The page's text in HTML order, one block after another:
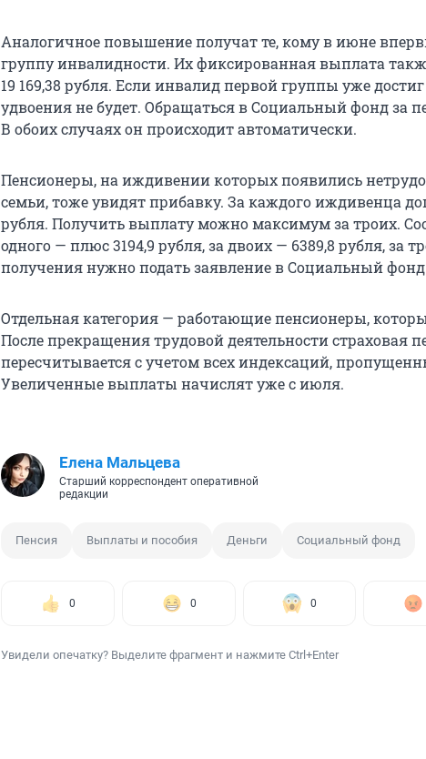
Аналогичное повышение получат те, кому в июне
группу инвалидности. Их фиксированная выплата
19 169,38 рубля. Если инвалид первой группы уже
удвоения не будет. Обращаться в Социальный фонд за
В обоих случаях он происходит автоматически.
Пенсионеры, на иждивении которых появились
семьи, тоже увидят прибавку. За каждого иждивенца
рубля. Получить выплату можно максимум за троих.
одного — плюс 3194,9 рубля, за двоих — 6389,8 рубля, за
получения нужно подать заявление в Социальный
Отдельная категория — работающие пенсионеры,
После прекращения трудовой деятельности страховая
пересчитывается с учетом всех индексаций,
Увеличенные выплаты начислят уже с июля.
Елена Мальцева
Старший корреспондент оперативной
редакции
Пенсия Выплаты и пособия Деньги Социальный фонд
0 0 0
Увидели опечатку? Выделите фрагмент и нажмите Ctrl+Enter